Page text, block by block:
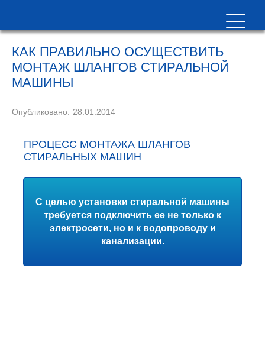
КАК ПРАВИЛЬНО ОСУЩЕСТВИТЬ
МОНТАЖ ШЛАНГОВ СТИРАЛЬНОЙ
МАШИНЫ
Опубликовано: 28.01.2014
ПРОЦЕСС МОНТАЖА ШЛАНГОВ
СТИРАЛЬНЫХ МАШИН
С целью установки стиральной машины
требуется подключить ее не только к
электросети, но и к водопроводу и
канализации.